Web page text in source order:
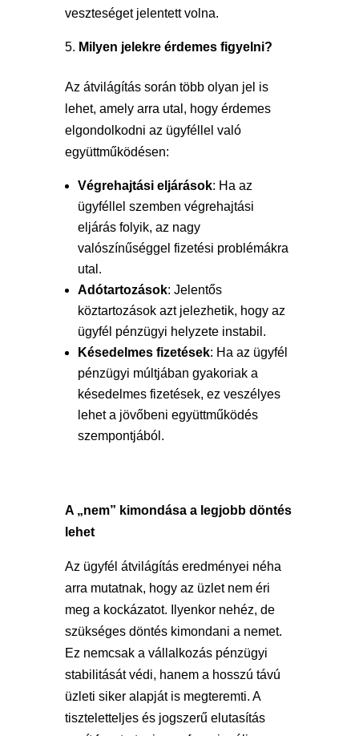
veszteséget jelentett volna.
Milyen jelekre érdemes figyelni?
Az átvilágítás során több olyan jel is
lehet, amely arra utal, hogy érdemes
elgondolkodni az ügyféllel való
együttműködésen:
Végrehajtási eljárások: Ha az
ügyféllel szemben végrehajtási
eljárás folyik, az nagy
valószínűséggel fizetési problémákra
utal.
Adótartozások: Jelentős
köztartozások azt jelezhetik, hogy az
ügyfél pénzügyi helyzete instabil.
Késedelmes fizetések: Ha az ügyfél
pénzügyi múltjában gyakoriak a
késedelmes fizetések, ez veszélyes
lehet a jövőbeni együttműködés
szempontjából.
A „nem” kimondása a legjobb döntés
lehet
Az ügyfél átvilágítás eredményei néha
arra mutatnak, hogy az üzlet nem éri
meg a kockázatot. Ilyenkor nehéz, de
szükséges döntés kimondani a nemet.
Ez nemcsak a vállalkozás pénzügyi
stabilitását védi, hanem a hosszú távú
üzleti siker alapját is megteremti. A
tiszteletteljes és jogszerű elutasítás